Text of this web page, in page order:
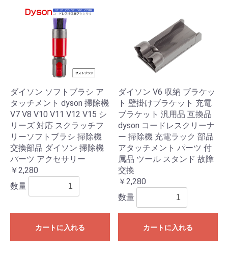
ダイソン ソフトブラシ ア
タッチメント dyson 掃除機
V7 V8 V10 V11 V12 V15 シ
リーズ 対応 スクラッチフ
リーソフトブラシ 掃除機
交換部品 ダイソン 掃除機
パーツ アクセサリー
￥2,280
数量
カートに入れる
ダイソン V6 収納 ブラケッ
ト 壁掛けブラケット 充電
ブラケット 汎用品 互換品
dyson コードレスクリーナ
ー 掃除機 充電ラック 部品
アタッチメント パーツ 付
属品 ツール スタンド 故障
交換
￥2,280
数量
カートに入れる